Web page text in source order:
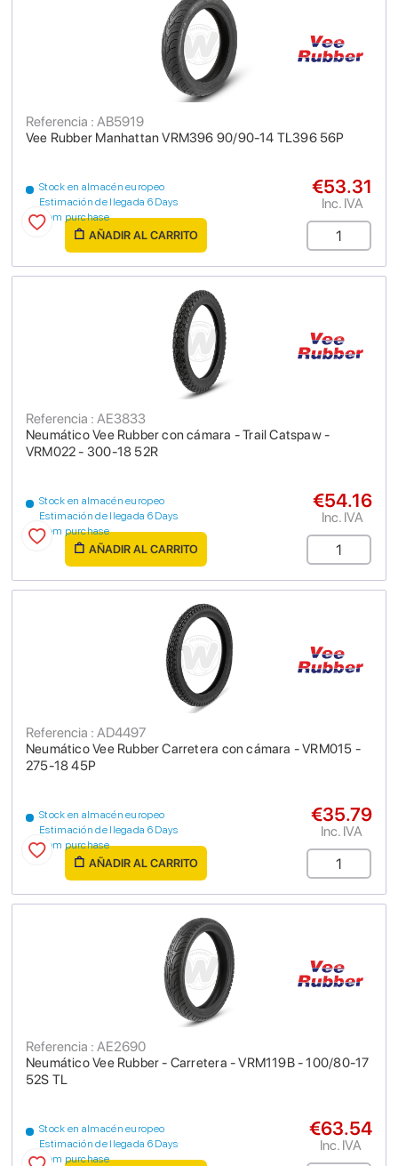
Vee Rubber Manhattan VRM396 90/90-14 TL396 56P
Referencia : AB5919
Stock en almacén europeo
Estimación de llegada 6 Days
from purchase
€53.31
Inc. IVA
AÑADIR AL CARRITO
Neumático Vee Rubber con cámara - Trail Catspaw -
VRM022 - 300-18 52R
Referencia : AE3833
Stock en almacén europeo
Estimación de llegada 6 Days
from purchase
€54.16
Inc. IVA
AÑADIR AL CARRITO
Neumático Vee Rubber Carretera con cámara - VRM015 -
275-18 45P
Referencia : AD4497
Stock en almacén europeo
Estimación de llegada 6 Days
from purchase
€35.79
Inc. IVA
AÑADIR AL CARRITO
Neumático Vee Rubber - Carretera - VRM119B - 100/80-17
52S TL
Referencia : AE2690
Stock en almacén europeo
Estimación de llegada 6 Days
from purchase
€63.54
Inc. IVA